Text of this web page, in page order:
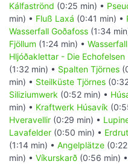
Kálfaströnd (0:25 min) •
min) • Fluß Laxá (0:41 min) •
Wasserfall Goðafoss (1:34
Fjöllum (1:24 min) •
Hljóðaklettar - Die Echofelsen
(1:32 min) • Spalten Tjörnes
min) • Steilküste Tjörnes
Siliziumwerk (0:52 min) •
min) • Kraftwerk Húsavík
Hveravellir (0:29 min) •
Lavafelder (0:50 min) •
(1:14 min) • Angelplätze
min) • Víkurskarð (0:56 min) •